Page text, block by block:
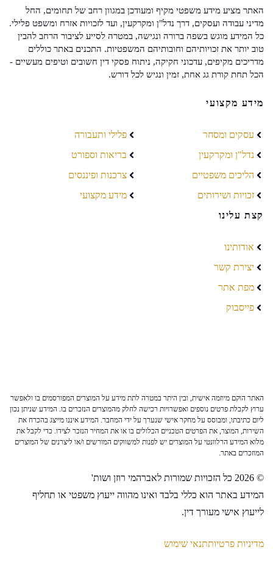
האתר מציע מידע משפטי מקיף ומעודכן במגוון רחב של תחומים, החל
מדיני עבודה ועסקים, דרך נדל"ן ומקרקעין, ועד לזכויות אזרח ומשפט פלילי.
כל המידע מוגש בשפה ברורה ונגישה, במטרה לסייע לציבור הרחב להבין
טוב יותר את זכויותיהם וחובותיהם המשפטיות. התכנים באתר כוללים
מדריכים מקיפים, עדכוני חקיקה, ניתוח פסקי דין חשובים וטיפים מעשיים -
הכל תחת קורת גג אחת, זמין ונגיש לכל דורש.
מידע מקצועי
עסקים ומסחר
נדל"ן ומקרקעין
הליכים משפטיים
זכויות ושירותים
פלילי ותעבורה
בריאות וספורט
צרכנות ופיננסים
מידע מקצועי
קצת עלינו
אודותינו
יצירת קשר
מפת אתר
פייסבוק
האתר הוקם מיוזמה אישית, ובין היתר במטרה לתת מידע על המוצרים המפורסמים בו ולאפשר
ערוץ לקבלת פרטים נוספים ואפשרויות רכישה לחלק מהמוצרים הנזכרים בו. המידע שניתן נכון
ליום כתיבתו, ומבוסס על מחקר אישי שנערך על ידי המחבר. המידע איננו מייצג בהכרח את
השירות, המוצר, את הפרטים הטכניים הכלולים בו או את המחיר הנזכר לצידו. כדי לקבל את
מלוא המידע הרלוונטי על המוצרים יש לפנות למשווקים המורשים ו/או ליצרנים של המוצרים
המוזכרים באתר.
© 2026 כל הזכויות שמורות לאברהמי רוזן ושות'
המידע באתר הוא כללי בלבד ואינו מהווה ייעוץ משפטי או תחליף
לייעוץ אישי מעורך דין.
מדיניות פרטיותתנאי שימוש